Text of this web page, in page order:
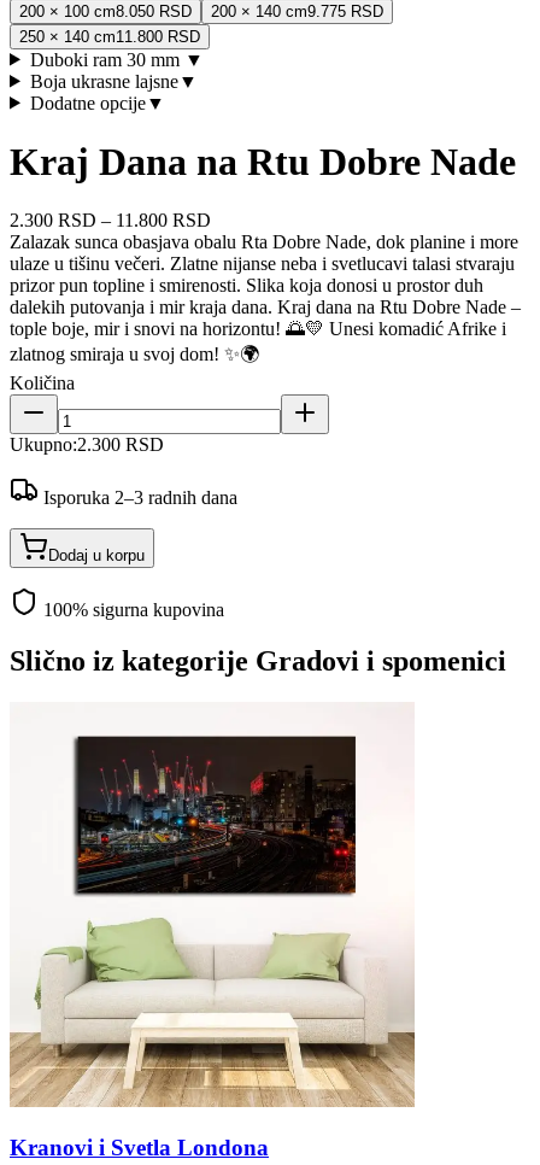
200 × 100 cm8.050 RSD 200 × 140 cm9.775 RSD
250 × 140 cm11.800 RSD
Duboki ram 30 mm ▼
Boja ukrasne lajsne▼
Dodatne opcije▼
Kraj Dana na Rtu Dobre Nade
2.300 RSD – 11.800 RSD
Zalazak sunca obasjava obalu Rta Dobre Nade, dok planine i more
ulaze u tišinu večeri. Zlatne nijanse neba i svetlucavi talasi stvaraju
prizor pun topline i smirenosti. Slika koja donosi u prostor duh
dalekih putovanja i mir kraja dana. Kraj dana na Rtu Dobre Nade –
tople boje, mir i snovi na horizontu! 🌅💛 Unesi komadić Afrike i
zlatnog smiraja u svoj dom! ✨🌍
Količina
Ukupno:2.300 RSD
Isporuka 2–3 radnih dana
Dodaj u korpu
100% sigurna kupovina
Slično iz kategorije Gradovi i spomenici
Kranovi i Svetla Londona